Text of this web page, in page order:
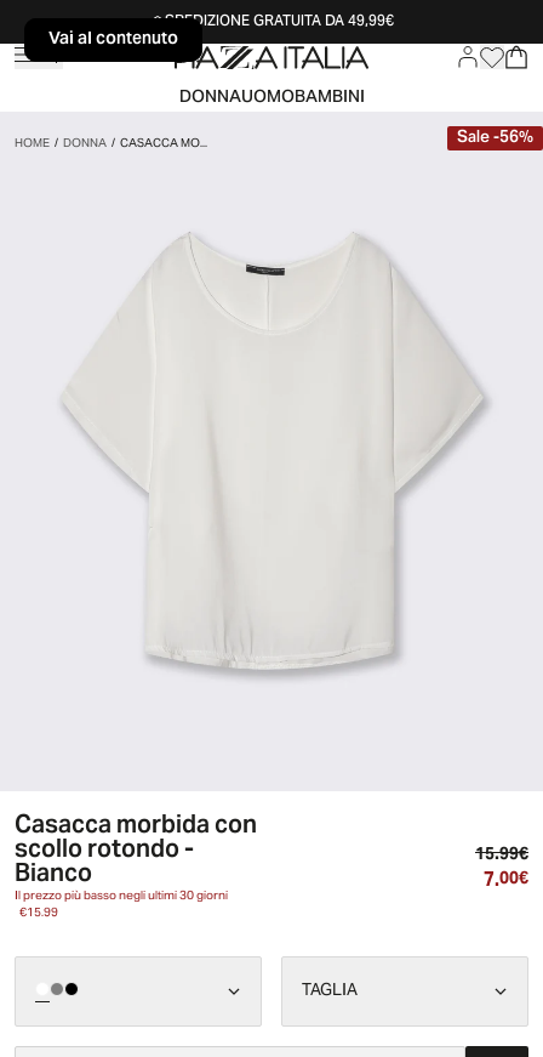
Vai al contenutoSPEDIZIONE GRATUITA DA 49,99€
DONNAUOMOBAMBINI
HOME/DONNA/CASACCA MO... Sale-56%
Casacca morbida con
scollo rotondo -
Bianco
Il prezzo più basso negli ultimi 30 giorni
€15.99
15.99€
7.00€
TAGLIA
Vai al contenuto